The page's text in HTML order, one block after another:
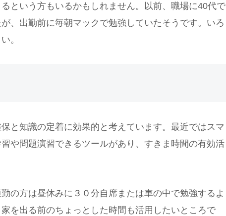
という方もいるかもしれません。以前、職場に40代で
、出勤前に毎朝マックで勉強していたそうです。いろ
。
と知識の定着に効果的と考えています。最近ではスマ
や問題演習できるツールがあり、すきま時間の有効活
の方は昼休みに３０分自席または車の中で勉強するよ
を出る前のちょっとした時間も活用したいところで